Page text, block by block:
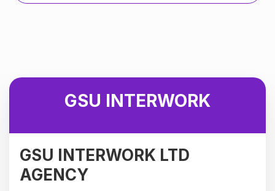
GSU INTERWORK
GSU INTERWORK LTD
AGENCY